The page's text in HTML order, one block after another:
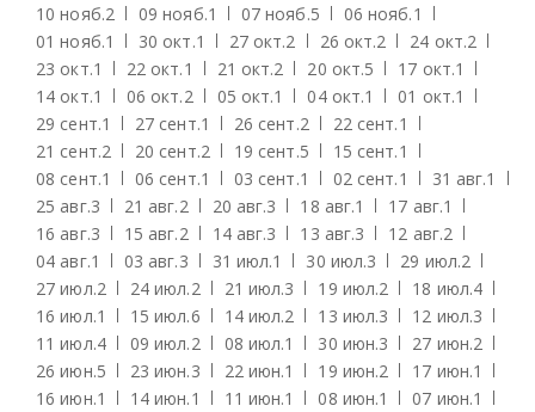
10 нояб.2 09 нояб.1 07 нояб.5 06 нояб.1
01 нояб.1 30 окт.1 27 окт.2 26 окт.2 24 окт.2
23 окт.1 22 окт.1 21 окт.2 20 окт.5 17 окт.1
14 окт.1 06 окт.2 05 окт.1 04 окт.1 01 окт.1
29 сент.1 27 сент.1 26 сент.2 22 сент.1
21 сент.2 20 сент.2 19 сент.5 15 сент.1
08 сент.1 06 сент.1 03 сент.1 02 сент.1 31 авг.1
25 авг.3 21 авг.2 20 авг.3 18 авг.1 17 авг.1
16 авг.3 15 авг.2 14 авг.3 13 авг.3 12 авг.2
04 авг.1 03 авг.3 31 июл.1 30 июл.3 29 июл.2
27 июл.2 24 июл.2 21 июл.3 19 июл.2 18 июл.4
16 июл.1 15 июл.6 14 июл.2 13 июл.3 12 июл.3
11 июл.4 09 июл.2 08 июл.1 30 июн.3 27 июн.2
26 июн.5 23 июн.3 22 июн.1 19 июн.2 17 июн.1
16 июн.1 14 июн.1 11 июн.1 08 июн.1 07 июн.1